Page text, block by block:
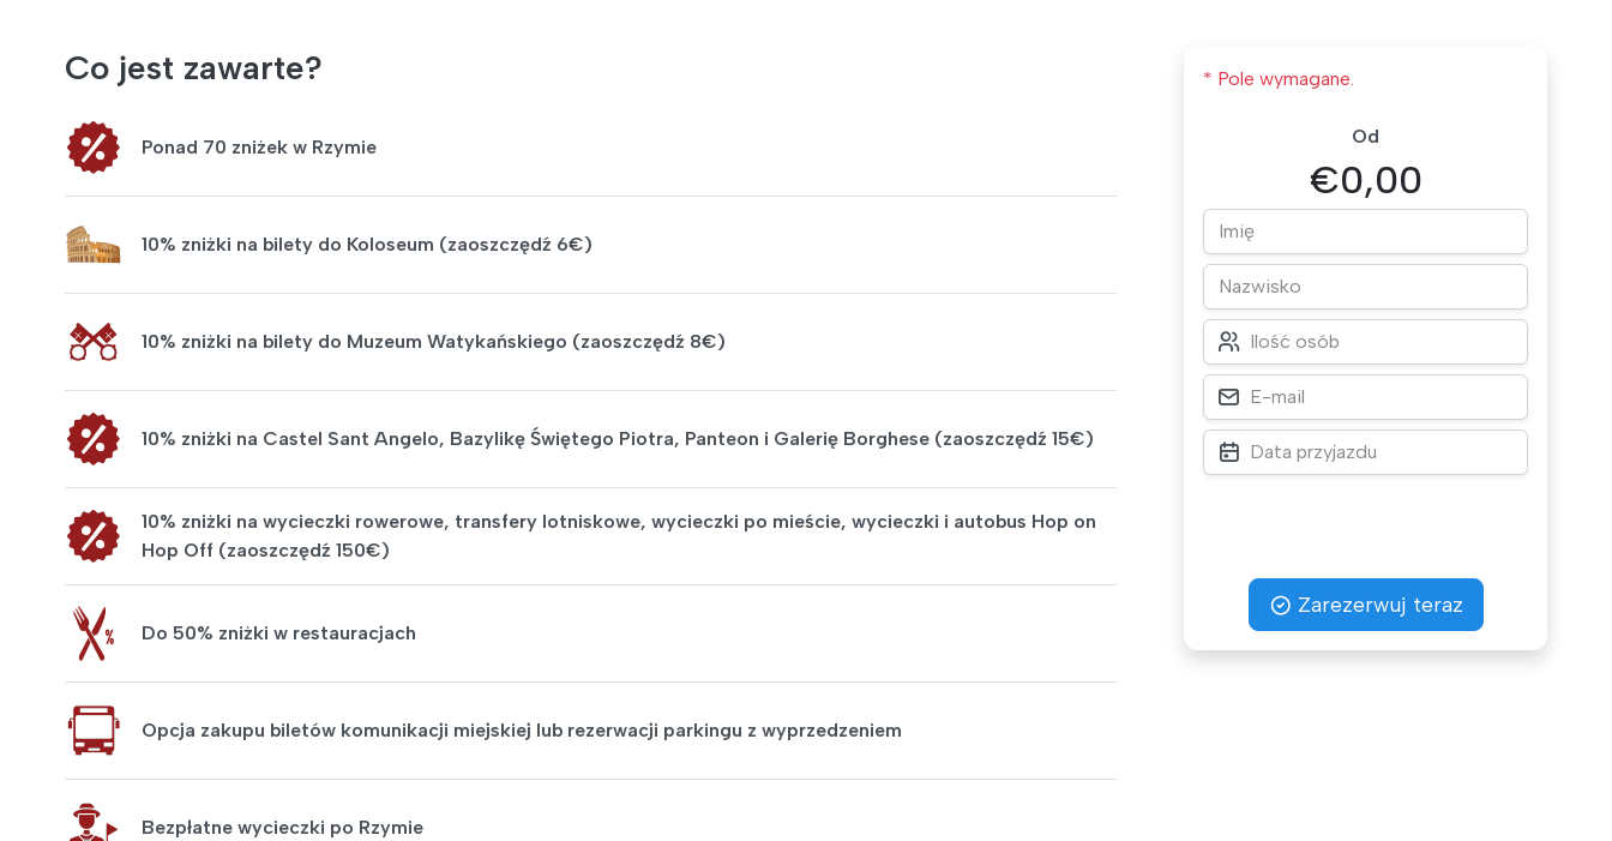
Co jest zawarte?
Ponad 70 zniżek w Rzymie
10% zniżki na bilety do Koloseum (zaoszczędź 6€)
10% zniżki na bilety do Muzeum Watykańskiego (zaoszczędź 8€)
10% zniżki na Castel Sant Angelo, Bazylikę Świętego Piotra, Panteon i Galerię Borghese (zaoszczędź 15€)
10% zniżki na wycieczki rowerowe, transfery lotniskowe, wycieczki po mieście, wycieczki i autobus Hop on
Hop Off (zaoszczędź 150€)
Do 50% zniżki w restauracjach
Opcja zakupu biletów komunikacji miejskiej lub rezerwacji parkingu z wyprzedzeniem
Bezpłatne wycieczki po Rzymie
* Pole wymagane.
Od
€0,00
Zarezerwuj teraz